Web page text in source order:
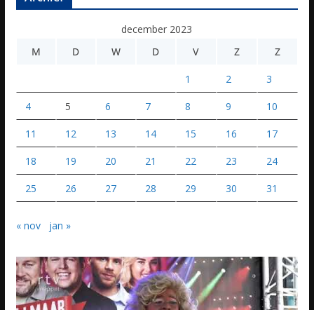
december 2023
M
D W D V Z Z
1 2 3
4 5 6 7 8 9 10
11 12 13 14 15 16 17
18 19 20 21 22 23 24
25 26 27 28 29 30 31
« nov jan »